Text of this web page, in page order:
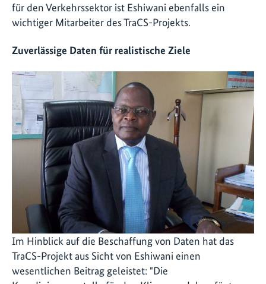
für den Verkehrssektor ist Eshiwani ebenfalls ein
wichtiger Mitarbeiter des TraCS-Projekts.
Zuverlässige Daten für realistische Ziele
Im Hinblick auf die Beschaffung von Daten hat das
TraCS-Projekt aus Sicht von Eshiwani einen
wesentlichen Beitrag geleistet: "Die